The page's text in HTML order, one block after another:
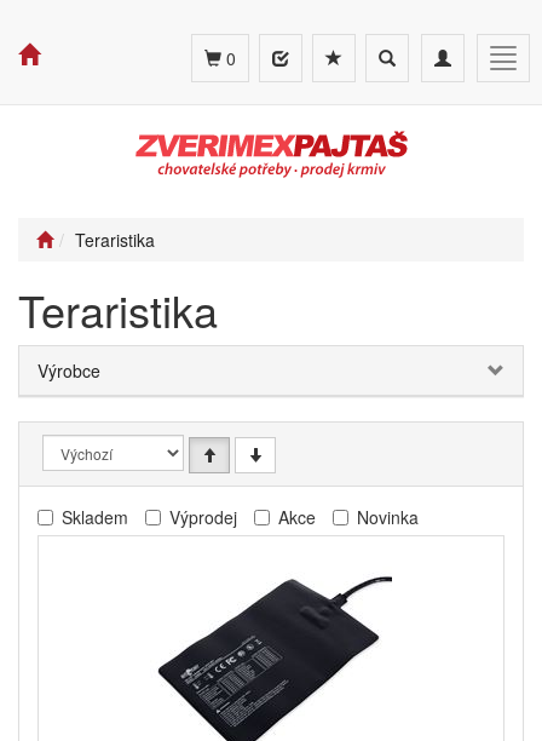
Toggle
navigation
Toggle
search
0
Teraristika
Teraristika
Výrobce
Skladem Výprodej Akce Novinka